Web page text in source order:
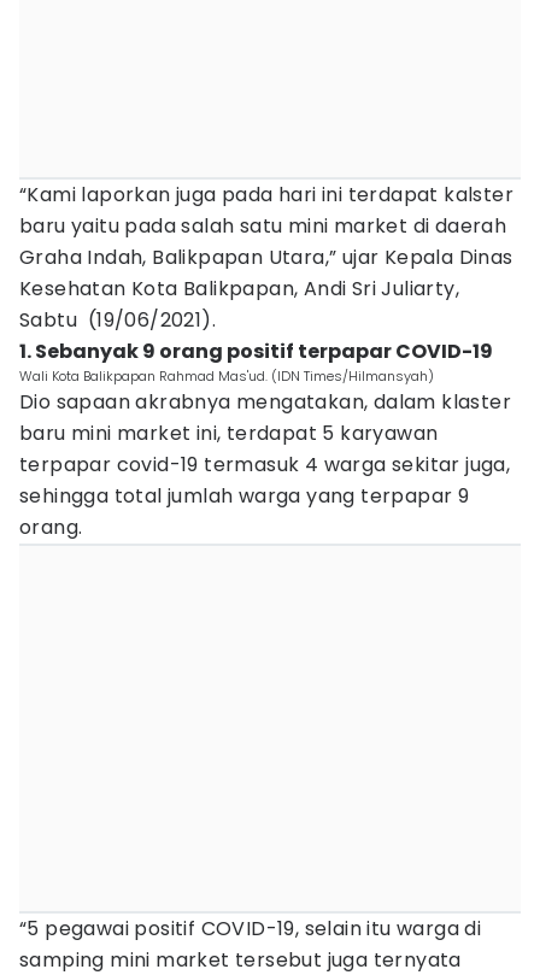
“Kami laporkan juga pada hari ini terdapat kalster
baru yaitu pada salah satu mini market di daerah
Graha Indah, Balikpapan Utara,” ujar Kepala Dinas
Kesehatan Kota Balikpapan, Andi Sri Juliarty,
Sabtu (19/06/2021).
1. Sebanyak 9 orang positif terpapar COVID-19
Wali Kota Balikpapan Rahmad Mas'ud. (IDN Times/Hilmansyah)
Dio sapaan akrabnya mengatakan, dalam klaster
baru mini market ini, terdapat 5 karyawan
terpapar covid-19 termasuk 4 warga sekitar juga,
sehingga total jumlah warga yang terpapar 9
orang.
“5 pegawai positif COVID-19, selain itu warga di
samping mini market tersebut juga ternyata